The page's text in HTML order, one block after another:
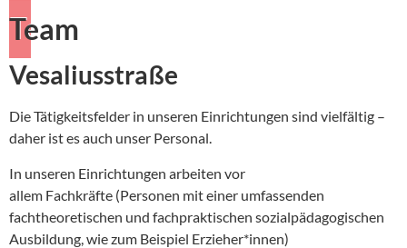
Team
Vesaliusstraße
Die Tätigkeitsfelder in unseren Einrichtungen sind vielfältig –
daher ist es auch unser Personal.
In unseren Einrichtungen arbeiten vor
allem Fachkräfte (Personen mit einer umfassenden
fachtheoretischen und fachpraktischen sozialpädagogischen
Ausbildung, wie zum Beispiel Erzieher*innen)